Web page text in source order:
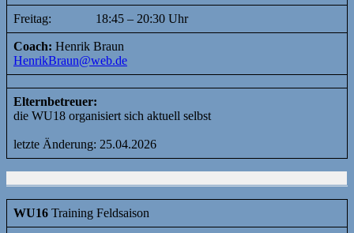
Freitag: 18:45 – 20:30 Uhr
Coach: Henrik Braun
HenrikBraun@web.de
Elternbetreuer:
die WU18 organisiert sich aktuell selbst
letzte Änderung: 25.04.2026
WU16 Training Feldsaison